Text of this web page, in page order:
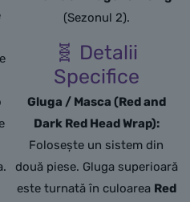
(Sezonul 2).
🧬 Detalii
Specifice
Gluga / Masca (Red and
Dark Red Head Wrap):
Folosește un sistem din
două piese. Gluga superioară
este turnată în culoarea Red